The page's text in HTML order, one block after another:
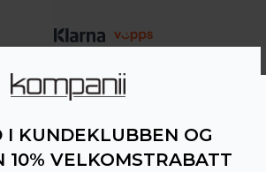
I KUNDEKLUBBEN OG
10% VELKOMSTRABATT